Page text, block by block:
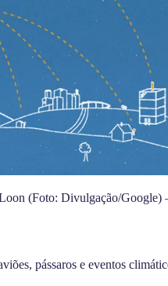
(Foto: Divulgação/
pássaros e eventos